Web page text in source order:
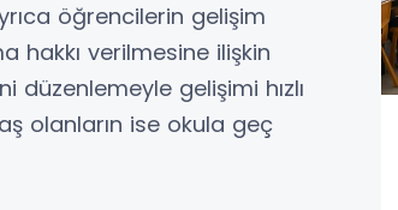
öğrencilerin gelişim
hakkı verilmesine ilişkin
düzenlemeyle gelişimi hızlı
olanların ise okula geç